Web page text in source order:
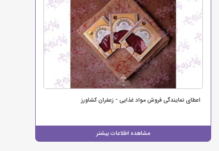
اعطای نمایندگی فروش مواد غذایی - زعفران کشاورز
مشاهده اطلاعات بیشتر